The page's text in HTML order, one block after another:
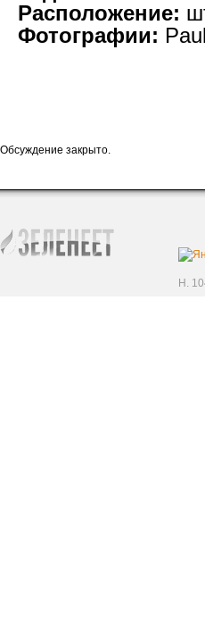
Расположение:
Фотографии:
Обсуждение закрыто.
H.